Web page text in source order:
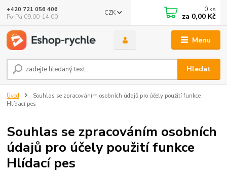
Menu
CZK
Hledat
+420 721 056 406
Po-Pá 09.00-14.00
0 ks
za 0,00 Kč
Úvod
Souhlas se zpracováním osobních údajů pro účely použití funkce
Hlídací pes
Souhlas se zpracováním osobních
údajů pro účely použití funkce
Hlídací pes